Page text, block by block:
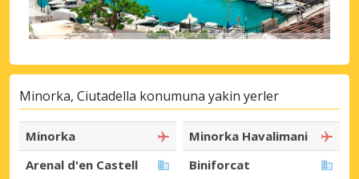
Minorka, Ciutadella konumuna yakin yerler
Minorka
Minorka Havalimani
Arenal d'en Castell
Biniforcat